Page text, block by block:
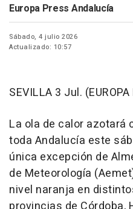
Europa Press Andalucía
Sábado, 4 julio 2026
Actualizado: 10:57
SEVILLA 3 Jul. (EUROPA
La ola de calor azotará
toda Andalucía este
única excepción de
de Meteorología
nivel naranja en